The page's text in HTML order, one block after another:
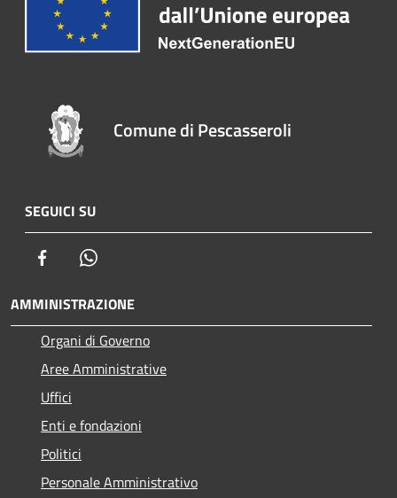
Comune di Pescasseroli
SEGUICI SU
Facebook
AMMINISTRAZIONE
Organi di Governo
Aree Amministrative
Uffici
Enti e fondazioni
Politici
Personale Amministrativo